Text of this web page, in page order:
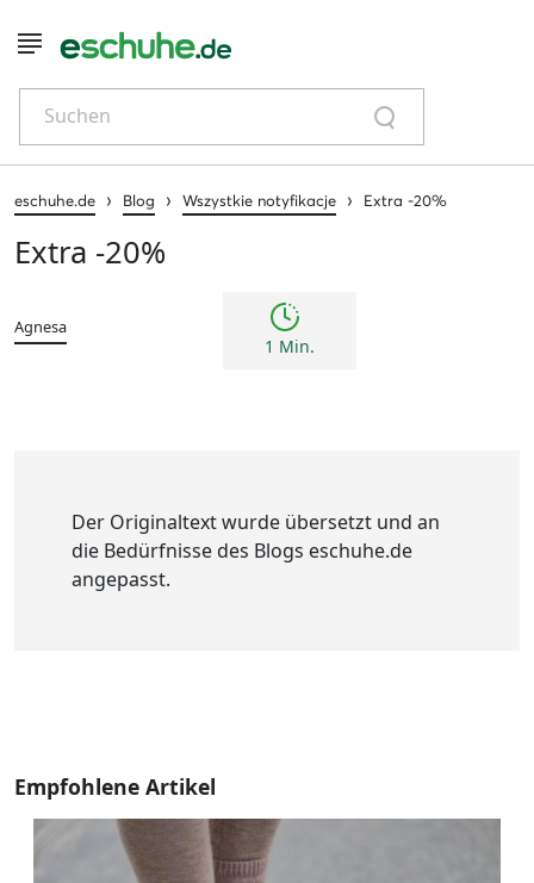
Suchen
eschuhe.de › Blog › Wszystkie notyfikacje › Extra -20%
Extra -20%
Agnesa
1 Min.
Der Originaltext wurde übersetzt und an
die Bedürfnisse des Blogs eschuhe.de
angepasst.
Empfohlene Artikel